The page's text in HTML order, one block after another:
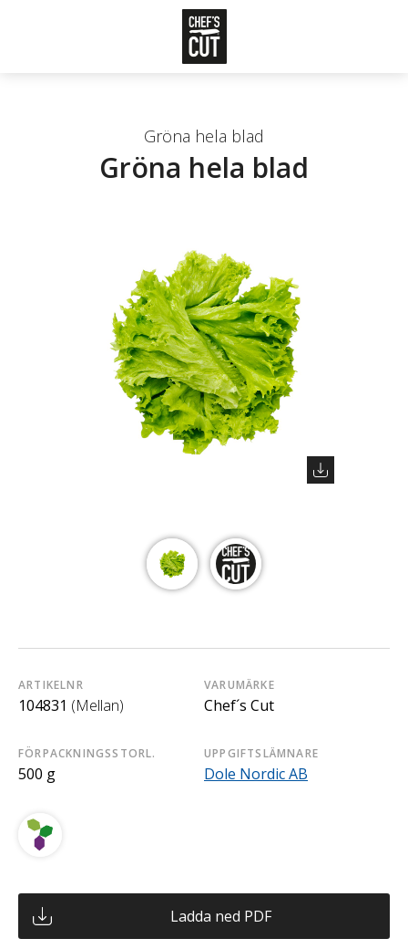
Gröna hela blad
Gröna hela blad
ARTIKELNR
104831 (Mellan)
VARUMÄRKE
Chef´s Cut
FÖRPACKNINGSSTORL.
500 g
UPPGIFTSLÄMNARE
Dole Nordic AB
Ladda ned PDF